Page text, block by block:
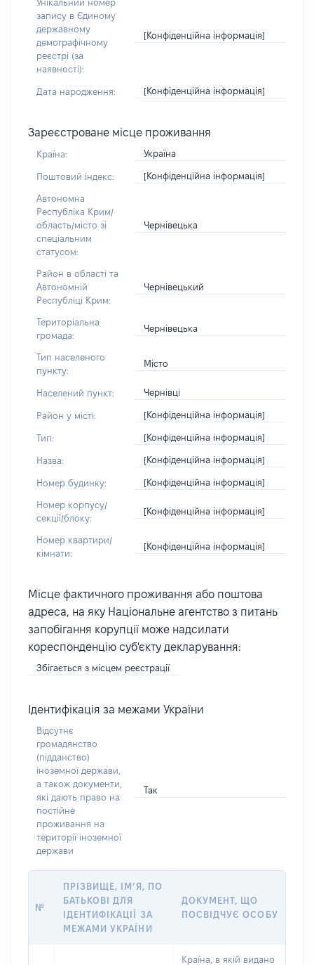
Унікальний номер
запису в Єдиному
державному
демографічному
реєстрі (за
наявності):
[Конфіденційна інформація]
Дата народження: [Конфіденційна інформація]
Зареєстроване місце проживання
Країна: Україна
Поштовий індекс: [Конфіденційна інформація]
Автономна
Республіка Крим/
область/місто зі
спеціальним
статусом:
Чернівецька
Район в області та
Автономній
Республіці Крим:
Чернівецький
Територіальна
громада:
Чернівецька
Тип населеного
пункту:
Місто
Населений пункт: Чернівці
Район у місті: [Конфіденційна інформація]
Тип: [Конфіденційна інформація]
Назва: [Конфіденційна інформація]
Номер будинку: [Конфіденційна інформація]
Номер корпусу/
секції/блоку:
[Конфіденційна інформація]
Номер квартири/
кімнати:
[Конфіденційна інформація]
Місце фактичного проживання або поштова
адреса, на яку Національне агентство з питань
запобігання корупції може надсилати
кореспонденцію суб'єкту декларування:
Збігається з місцем реєстрації
Ідентифікація за межами України
Відсутнє
громадянство
(підданство)
іноземної держави,
а також документи,
які дають право на
постійне
проживання на
території іноземної
держави
Так
№
ПРІЗВИЩЕ, ІМ’Я, ПО
БАТЬКОВІ ДЛЯ
ІДЕНТИФІКАЦІЇ ЗА
МЕЖАМИ УКРАЇНИ
ДОКУМЕНТ, ЩО
ПОСВІДЧУЄ ОСОБУ
Країна, в якій видано